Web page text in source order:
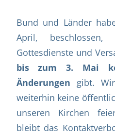
Bund und Länder
April,
Gottesdienste und
bis zum 3. Mai
Änderungen gibt.
weiterhin keine
unseren Kirchen
bleibt das